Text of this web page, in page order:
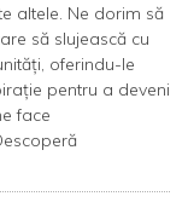
altele. Ne dorim să
să slujească cu
oferindu-le
pentru a deveni
face